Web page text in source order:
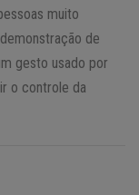
muito
de
gesto usado por
o controle da